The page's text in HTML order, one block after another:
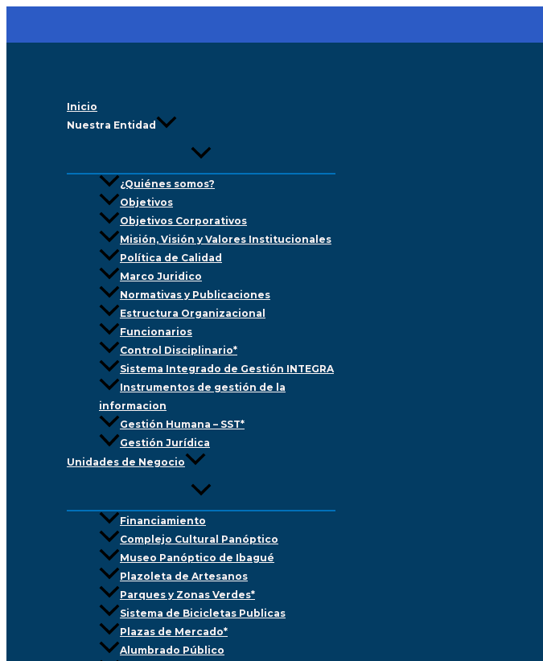
Ir
Inicio
Nuestra Entidad
¿Quiénes somos?
Objetivos
Objetivos Corporativos
Misión, Visión y Valores Institucionales
Política de Calidad
Marco Juridico
Normativas y Publicaciones
Estructura Organizacional
Funcionarios
Control Disciplinario*
Sistema Integrado de Gestión INTEGRA
Instrumentos de gestión de la
informacion
Gestión Humana – SST*
Gestión Jurídica
Unidades de Negocio
Financiamiento
Complejo Cultural Panóptico
Museo Panóptico de Ibagué
Plazoleta de Artesanos
Parques y Zonas Verdes*
Sistema de Bicicletas Publicas
Plazas de Mercado*
Alumbrado Público